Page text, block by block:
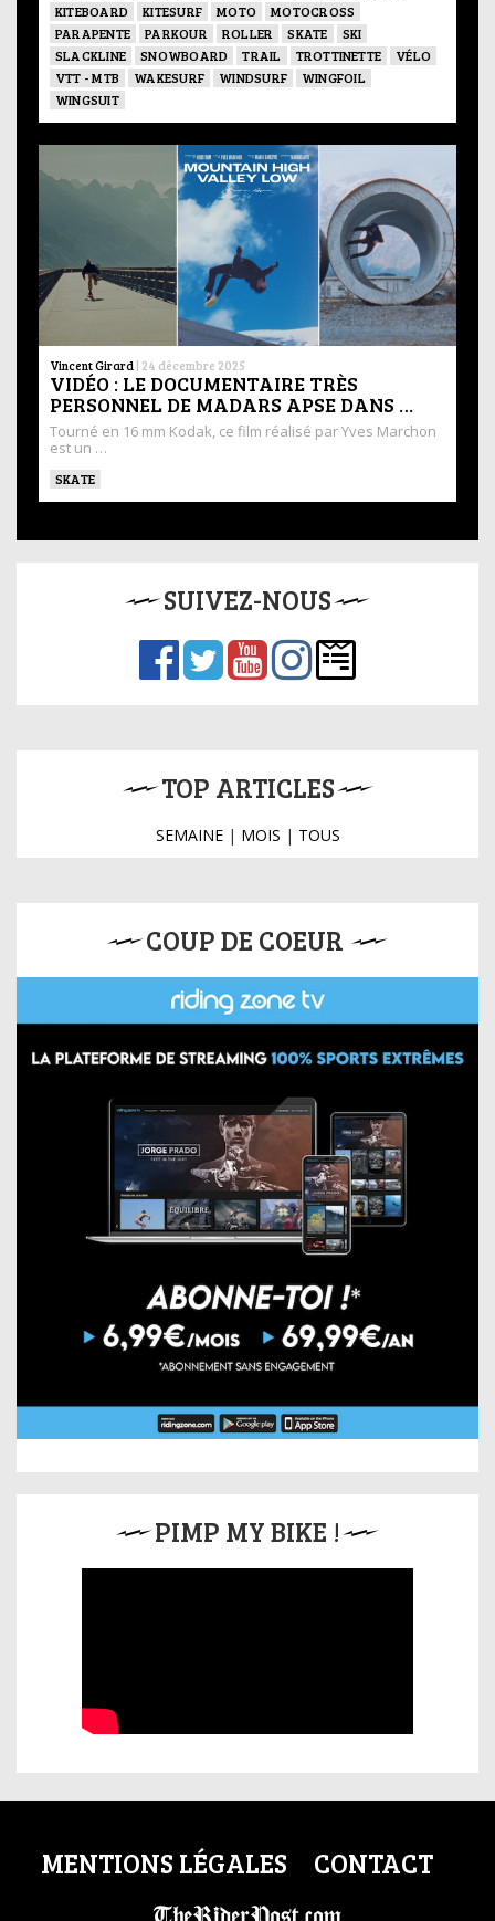
KITEBOARD
KITESURF MOTO
MOTOCROSS
PARAPENTE
PARKOUR ROLLER SKATE
SKI
SLACKLINE
SNOWBOARD TRAIL TROTTINETTE
VÉLO
VTT - MTB
WAKESURF WINDSURF
WINGFOIL
WINGSUIT
Vincent Girard | 24 décembre 2025
VIDÉO : LE DOCUMENTAIRE TRÈS
PERSONNEL DE MADARS APSE DANS …
Tourné en 16 mm Kodak, ce film réalisé par Yves Marchon
est un …
SKATE
SUIVEZ-NOUS
TOP ARTICLES
SEMAINE| MOIS | TOUS
COUP DE COEUR
PIMP MY BIKE !
MENTIONS LÉGALES CONTACT